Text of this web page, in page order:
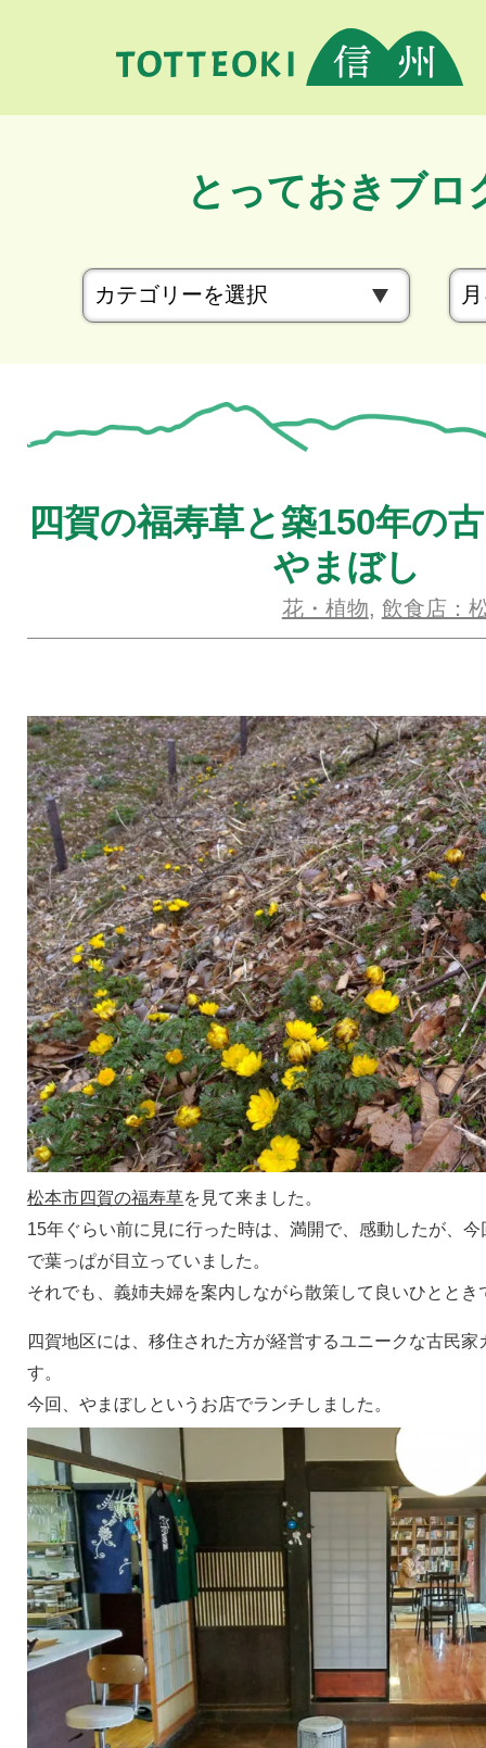
とっておきブロ
カ
テ
リ
ー
四賀の福寿草と築150年の
やまぼし
花・植物, 飲食店：
松本市四賀の福寿草を見て来ました。
15年ぐらい前に見に行った時は、満開で、感動したが、
で葉っぱが目立っていました。
それでも、義姉夫婦を案内しながら散策して良いひととき
四賀地区には、移住された方が経営するユニークな古民
す。
今回、やまぼしというお店でランチしました。